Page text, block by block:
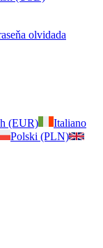
olvidada
(EUR)
Italiano
Polski (PLN)